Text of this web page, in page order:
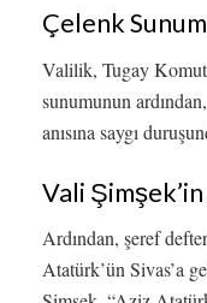
Çelenk
Valilik, Tugay
sunumunun
anısına saygı
Vali
Ardından, şeref
Atatürk’ün Sivas’a